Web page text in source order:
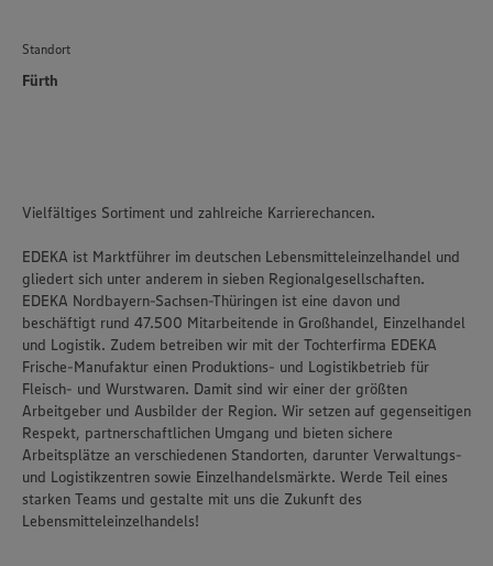
Standort
Fürth
Vielfältiges Sortiment und zahlreiche Karrierechancen.
EDEKA ist Marktführer im deutschen Lebensmitteleinzelhandel und
gliedert sich unter anderem in sieben Regionalgesellschaften.
EDEKA Nordbayern-Sachsen-Thüringen ist eine davon und
beschäftigt rund 47.500 Mitarbeitende in Großhandel, Einzelhandel
und Logistik. Zudem betreiben wir mit der Tochterfirma EDEKA
Frische-Manufaktur einen Produktions- und Logistikbetrieb für
Fleisch- und Wurstwaren. Damit sind wir einer der größten
Arbeitgeber und Ausbilder der Region. Wir setzen auf gegenseitigen
Respekt, partnerschaftlichen Umgang und bieten sichere
Arbeitsplätze an verschiedenen Standorten, darunter Verwaltungs-
und Logistikzentren sowie Einzelhandelsmärkte. Werde Teil eines
starken Teams und gestalte mit uns die Zukunft des
Lebensmitteleinzelhandels!